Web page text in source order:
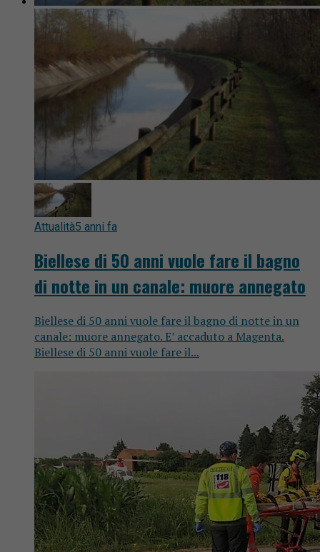
Attualità5 anni fa
Biellese di 50 anni vuole fare il bagno
di notte in un canale: muore annegato
Biellese di 50 anni vuole fare il bagno di notte in un
canale: muore annegato. E’ accaduto a Magenta.
Biellese di 50 anni vuole fare il...